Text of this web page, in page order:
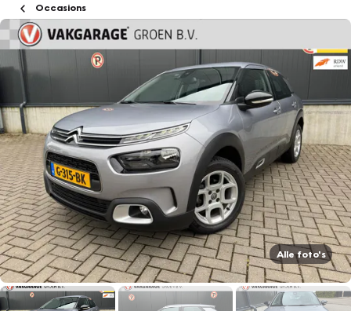
Occasions
Alle foto's